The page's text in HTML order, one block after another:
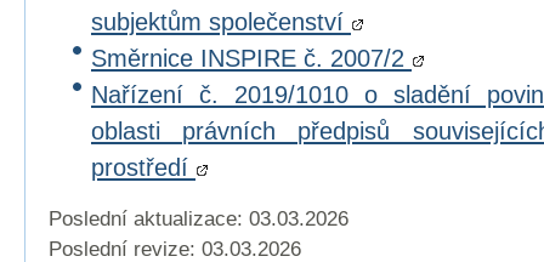
subjektům společenství
Směrnice INSPIRE č. 2007/2
Nařízení č. 2019/1010 o sladění
oblasti právních předpisů
prostředí
Poslední aktualizace: 03.03.2026
Poslední revize: 03.03.2026